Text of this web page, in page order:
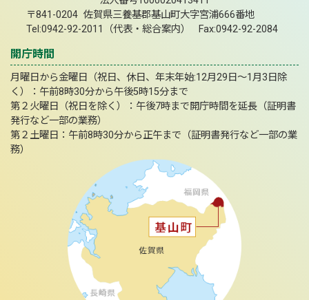
〒841-0204 佐賀県三養基郡基山町大字宮浦666番地
Tel:0942-92-2011（代表・総合案内） Fax:0942-92-2084
開庁時間
月曜日から金曜日（祝日、休日、年末年始:12月29日～1月3日除
く）：午前8時30分から午後5時15分まで
第２火曜日（祝日を除く）：午後7時まで開庁時間を延長（証明書
発行など一部の業務）
第２土曜日：午前8時30分から正午まで（証明書発行など一部の業
務）